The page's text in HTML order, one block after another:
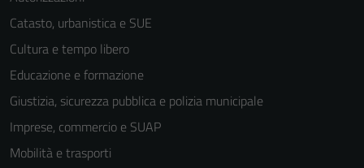
Catasto, urbanistica e SUE
Cultura e tempo libero
Educazione e formazione
Giustizia, sicurezza pubblica e polizia municipale
Imprese, commercio e SUAP
Mobilità e trasporti